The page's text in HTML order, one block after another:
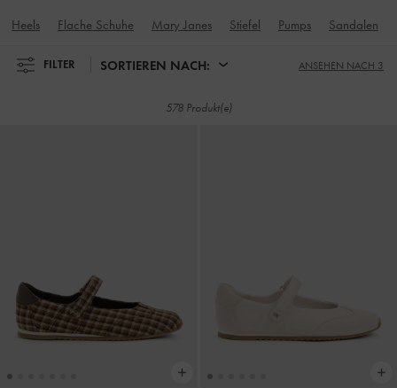
Heels Flache Schuhe Mary Janes Stiefel Pumps Sandalen
FILTER SORTIEREN NACH: ANSEHEN NACH 3
578 Produkt(e)